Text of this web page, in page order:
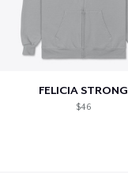
FELICIA STRONG
$46